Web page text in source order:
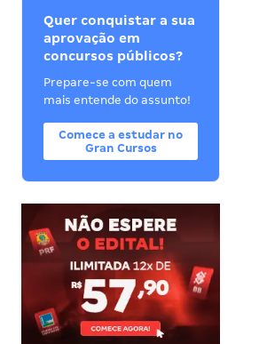
Quer conquistar a sua
aprovação em
concursos públicos?
Prepare-se com quem
mais entende do assunto!
Comece a estudar no
Gran Cursos